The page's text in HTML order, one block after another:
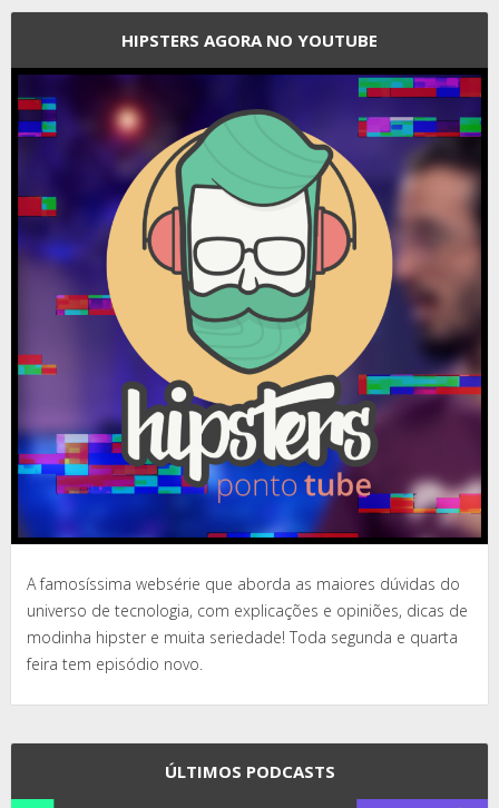
HIPSTERS AGORA NO YOUTUBE
A famosíssima websérie que aborda as maiores dúvidas do
universo de tecnologia, com explicações e opiniões, dicas de
modinha hipster e muita seriedade! Toda segunda e quarta
feira tem episódio novo.
ÚLTIMOS PODCASTS